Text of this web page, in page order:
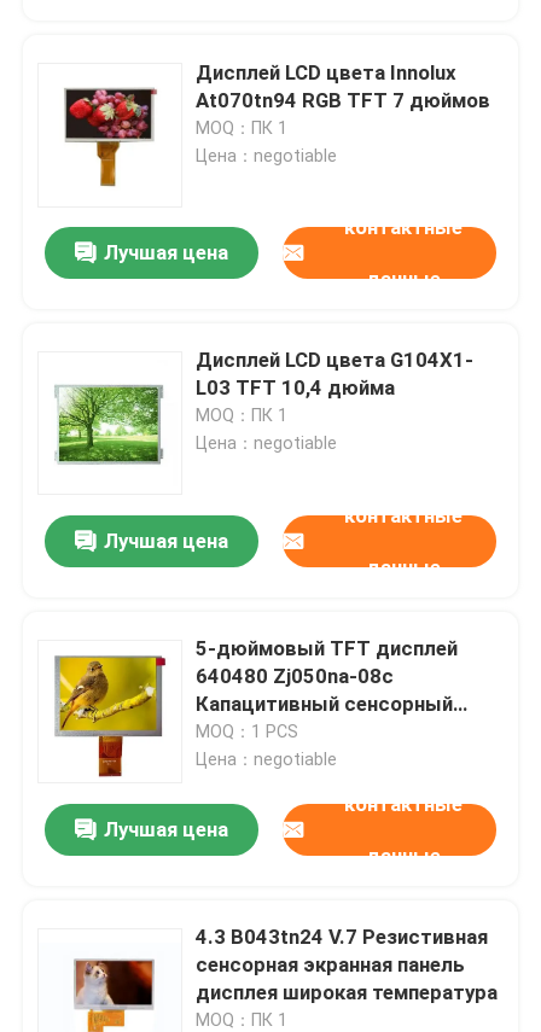
Дисплей LCD цвета Innolux
At070tn94 RGB TFT 7 дюймов
MOQ：ПК 1
Цена：negotiable
Лучшая цена
контактные
данные
Дисплей LCD цвета G104X1-
L03 TFT 10,4 дюйма
MOQ：ПК 1
Цена：negotiable
Лучшая цена
контактные
данные
5-дюймовый TFT дисплей
640480 Zj050na-08c
Капацитивный сенсорный
экран 250cd/M2
MOQ：1 PCS
Цена：negotiable
Лучшая цена
контактные
данные
4.3 В043tn24 V.7 Резистивная
сенсорная экранная панель
дисплея широкая температура
MOQ：ПК 1